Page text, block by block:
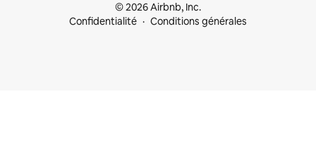
© 2026 Airbnb, Inc.
Confidentialité
Conditions générales